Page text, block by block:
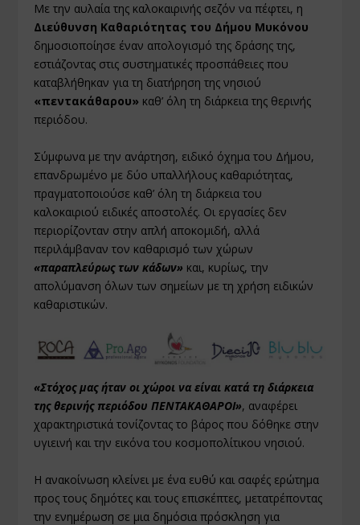
Με την αυλαία της καλοκαιρινής σεζόν να πέφτει, η
Διεύθυνση Καθαριότητας του Δήμου Μυκόνου
δημοσιοποίησε έναν απολογισμό της δράσης της,
εστιάζοντας στις συστηματικές προσπάθειες που
καταβλήθηκαν για τη διατήρηση της νησιού
«πεντακάθαρου» καθ’ όλη τη διάρκεια της θερινής
περιόδου.
Σύμφωνα με την ανάρτηση, ειδικό όχημα του Δήμου,
επανδρωμένο με δύο υπαλλήλους καθαριότητας,
πραγματοποιούσε καθ’ όλη τη διάρκεια του
καλοκαιριού ειδικές αποστολές. Οι εργασίες δεν
περιορίζονταν στην απλή αποκομιδή, αλλά
περιλάμβαναν τον καθαρισμό των χώρων
«παραπλεύρως των κάδων» και, κυρίως, την
απολύμανση όλων των σημείων με τη χρήση ειδικών
καθαριστικών.
«Στόχος μας ήταν οι χώροι να είναι κατά τη διάρκεια
της θερινής περιόδου ΠΕΝΤΑΚΑΘΑΡΟΙ», αναφέρει
χαρακτηριστικά τονίζοντας το βάρος που δόθηκε στην
υγιεινή και την εικόνα του κοσμοπολίτικου νησιού.
Η ανακοίνωση κλείνει με ένα ευθύ και σαφές ερώτημα
προς τους δημότες και τους επισκέπτες, μετατρέποντας
την ενημέρωση σε μια δημόσια πρόσκληση για